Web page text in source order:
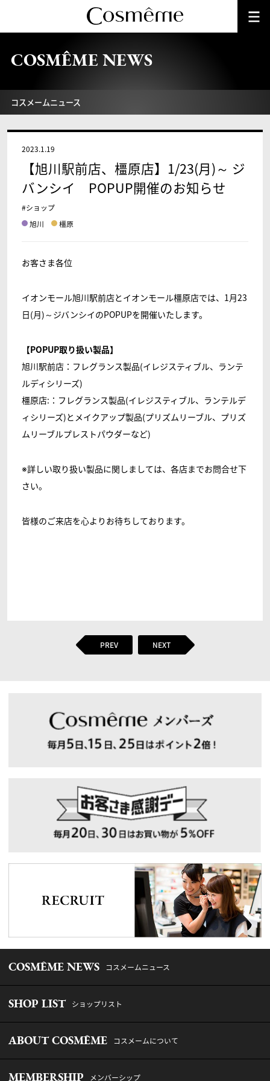
COSMÊME NEWS
コスメームニュース
2023.1.19
【旭川駅前店、橿原店】1/23(月)～ ジ
バンシイ POPUP開催のお知らせ
#ショップ
旭川
橿原
お客さま各位
イオンモール旭川駅前店とイオンモール橿原店では、1月23
日(月)～ジバンシイのPOPUPを開催いたします。
【POPUP取り扱い製品】
旭川駅前店：フレグランス製品(イレジスティブル、ランテ
ルディシリーズ)
橿原店:：フレグランス製品(イレジスティブル、ランテルデ
ィシリーズ)とメイクアップ製品(プリズムリーブル、プリズ
ムリーブルプレストパウダーなど)
※詳しい取り扱い製品に関しましては、各店までお問合せ下
さい。
皆様のご来店を心よりお待ちしております。
PREV NEXT
COSMÊME NEWS コスメームニュース
SHOP LIST ショップリスト
ABOUT COSMÊME コスメームについて
MEMBERSHIP メンバーシップ